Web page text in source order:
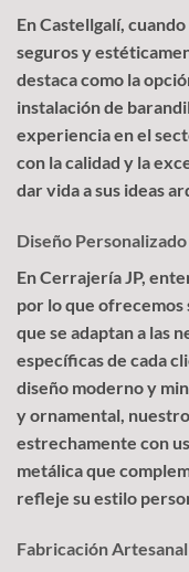
En Castellgalí,
seguros y
destaca como la
instalación de
experiencia en el
con la calidad y la
dar vida a sus ideas
Diseño Personalizado
En Cerrajería JP,
por lo que
que se adaptan a las
específicas de cada
diseño moderno y
y ornamental,
estrechamente con
metálica que
refleje su estilo
Fabricación Artesanal